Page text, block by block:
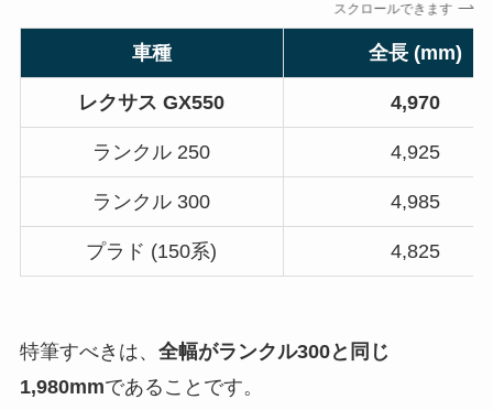
スクロールできます
車種 全長 (mm)
レクサス GX550 4,970
ランクル 250 4,925
ランクル 300 4,985
プラド (150系) 4,825
特筆すべきは、 全幅がランクル300と同じ
1,980mmであることです。